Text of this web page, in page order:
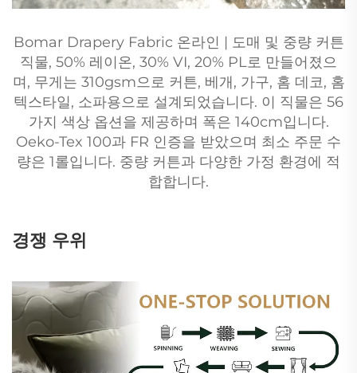
Bomar Drapery Fabric 온라인 | 도매 및 중량 커튼
직물, 50% 레이온, 30% VI, 20% PL로 만들어졌으
며, 무게는 310gsm으로 커튼, 베개, 가구, 홈 데코, 홈
텍스타일, 소파용으로 설계되었습니다. 이 직물은 56
가지 색상 옵션을 제공하며 폭은 140cm입니다.
Oeko-Tex 100과 FR 인증을 받았으며 최소 주문 수
량은 1롤입니다. 중량 커튼과 다양한 가정 환경에 적
합합니다.
경쟁 우위